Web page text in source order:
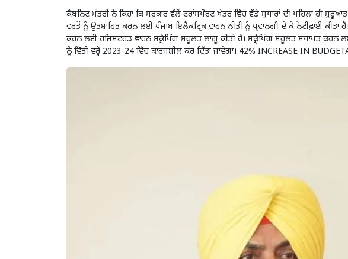
ਕੈਬਨਿਟ ਮੰਤਰੀ ਨੇ ਕਿਹਾ ਕਿ ਸਰਕਾਰ ਵੱਲੋਂ ਟਰਾਂਸਪੋਰਟ ਖੇਤਰ ਵਿੱਚ ਵੱਡੇ ਸੁਧਾਰਾਂ ਦੀ ਪਹਿਲਾਂ ਹੀ ਸ਼ੁਰੂਆਤ
ਵਰਤੋਂ ਨੂੰ ਉਤਸ਼ਾਹਿਤ ਕਰਨ ਲਈ ਪੰਜਾਬ ਇਲੈਕਟ੍ਰਿਕ ਵਾਹਨ ਨੀਤੀ ਨੂੰ ਪ੍ਰਵਾਨਗੀ ਦੇ ਕੇ ਨੋਟੀਫ਼ਾਈ ਕੀਤਾ
ਕਰਨ ਲਈ ਰਜਿਸਟਰਡ ਵਾਹਨ ਸਕ੍ਰੈਪਿੰਗ ਸਹੂਲਤ ਲਾਗੂ ਕੀਤੀ ਹੈ। ਸਕ੍ਰੈਪਿੰਗ ਸਹੂਲਤ ਸਥਾਪਤ ਕਰਨ
ਨੂੰ ਵਿੱਤੀ ਵਰ੍ਹੇ 2023-24 ਵਿੱਚ ਕਾਰਜਸ਼ੀਲ ਕਰ ਦਿੱਤਾ ਜਾਵੇਗਾ। 42% INCREASE IN